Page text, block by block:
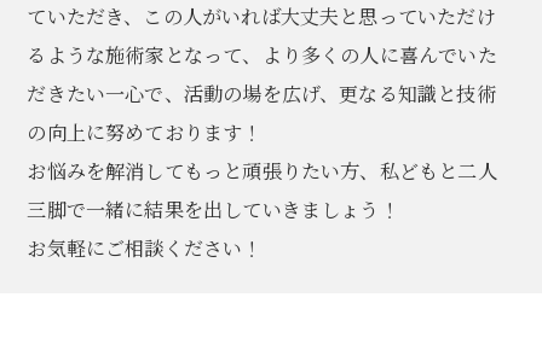
ていただき、この人がいれば大丈夫と思っていただけ
るような施術家となって、より多くの人に喜んでいた
だきたい一心で、活動の場を広げ、更なる知識と技術
の向上に努めております！
お悩みを解消してもっと頑張りたい方、私どもと二人
三脚で一緒に結果を出していきましょう！
お気軽にご相談ください！